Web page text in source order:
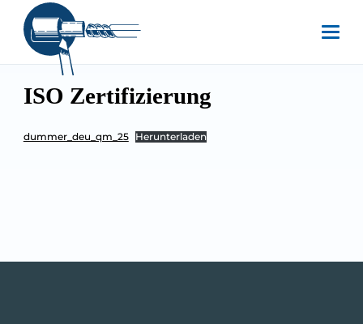
ISO Zertifizierung
dummer_deu_qm_25 Herunterladen